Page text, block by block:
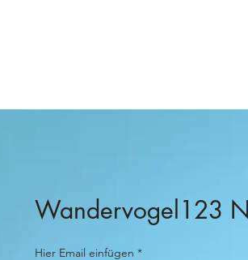
Wandervogel123
Hier Email einfügen